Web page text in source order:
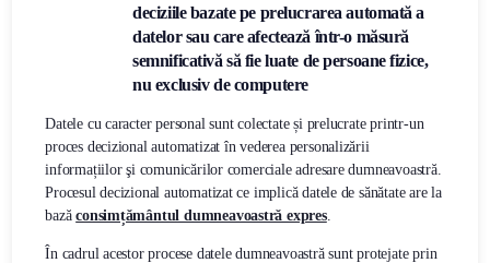
deciziile bazate pe prelucrarea automată a
datelor sau care afectează într-o măsură
semnificativă să fie luate de persoane fizice,
nu exclusiv de computere
Datele cu caracter personal sunt colectate și prelucrate printr-un
proces decizional automatizat în vederea personalizării
informațiilor şi comunicărilor comerciale adresare dumneavoastră.
Procesul decizional automatizat ce implică datele de sănătate are la
bazăconsimțământul dumneavoastră expres.
În cadrul acestor procese datele dumneavoastră sunt protejate prin